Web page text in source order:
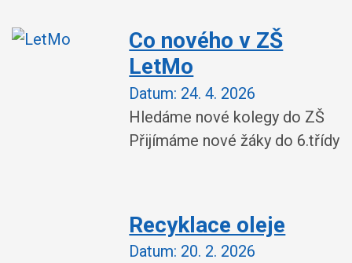
Co nového v ZŠ
LetMo
Datum: 24. 4. 2026
Hledáme nové kolegy do ZŠ
Přijímáme nové žáky do 6.třídy
Recyklace oleje
Datum: 20. 2. 2026